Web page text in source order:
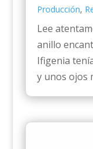
Producción,
Lee
anillo
Ifigenia
y unos ojos